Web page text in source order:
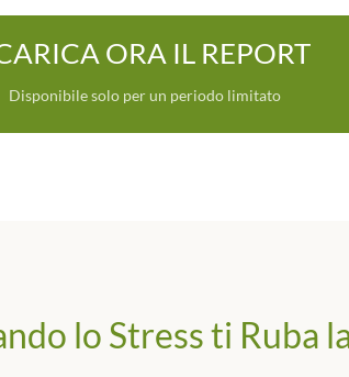
ORA IL REPORT
Disponibile solo per un periodo limitato
lo Stress ti Ruba